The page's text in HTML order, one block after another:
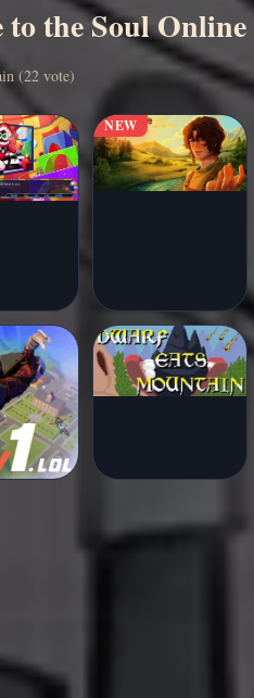
the Soul
(22 vote)
NEW